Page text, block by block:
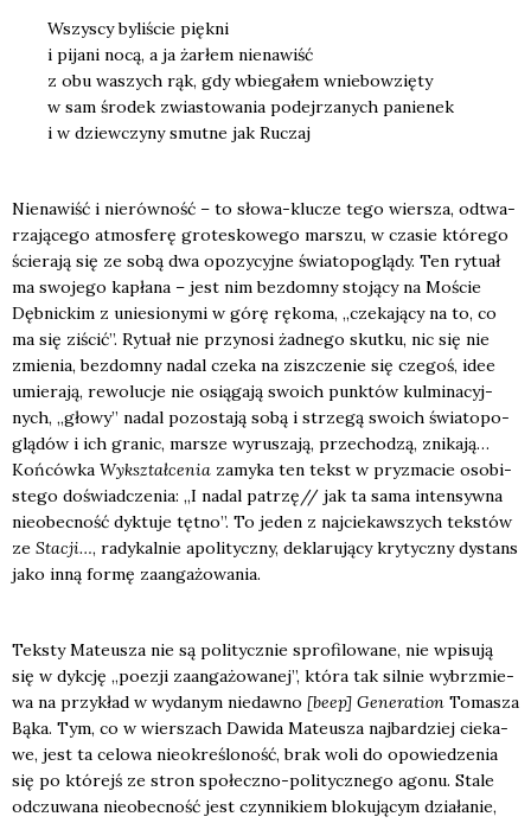
Wszy­scy byli­ście pięk­ni
i pija­ni nocą, a ja żar­łem nie­na­wiść
z obu waszych rąk, gdy wbie­ga­łem wnie­bo­wzię­ty
w sam śro­dek zwia­sto­wa­nia podej­rza­nych panie­nek
i w dziew­czy­ny smut­ne jak Ruczaj
Nie­na­wiść i nie­rów­ność – to sło­wa-klu­cze tego wier­sza, odtwa­
rza­ją­ce­go atmos­fe­rę gro­te­sko­we­go mar­szu, w cza­sie któ­re­go
ście­ra­ją się ze sobą dwa opo­zy­cyj­ne świa­to­po­glą­dy. Ten rytu­ał
ma swo­je­go kapła­na – jest nim bez­dom­ny sto­ją­cy na Moście
Dęb­nic­kim z unie­sio­ny­mi w górę ręko­ma, „cze­ka­ją­cy na to, co
ma się ziścić”. Rytu­ał nie przy­no­si żad­ne­go skut­ku, nic się nie
zmie­nia, bez­dom­ny nadal cze­ka na zisz­cze­nie się cze­goś, idee
umie­ra­ją, rewo­lu­cje nie osią­ga­ją swo­ich punk­tów kul­mi­na­cyj­
nych, „gło­wy” nadal pozo­sta­ją sobą i strze­gą swo­ich świa­to­po­
glą­dów i ich gra­nic, mar­sze wyru­sza­ją, prze­cho­dzą, zni­ka­ją…
Koń­ców­ka Wykształ­ce­nia zamy­ka ten tekst w pry­zma­cie oso­bi­
ste­go doświad­cze­nia: „I nadal patrzę// jak ta sama inten­syw­na
nie­obec­ność dyk­tu­je tęt­no”. To jeden z naj­cie­kaw­szych tek­stów
ze Sta­cji…, rady­kal­nie apo­li­tycz­ny, dekla­ru­ją­cy kry­tycz­ny dystans
jako inną for­mę zaan­ga­żo­wa­nia.
Tek­sty Mate­usza nie są poli­tycz­nie spro­fi­lo­wa­ne, nie wpi­su­ją
się w dyk­cję „poezji zaan­ga­żo­wa­nej”, któ­ra tak sil­nie wybrzmie­
wa na przy­kład w wyda­nym nie­daw­no [beep] Gene­ra­tion Toma­sza
Bąka. Tym, co w wier­szach Dawi­da Mate­usza naj­bar­dziej cie­ka­
we, jest ta celo­wa nie­okre­ślo­ność, brak woli do opo­wie­dze­nia
się po któ­rejś ze stron spo­łecz­no-poli­tycz­ne­go ago­nu. Sta­le
odczu­wa­na nie­obec­ność jest czyn­ni­kiem blo­ku­ją­cym dzia­ła­nie,